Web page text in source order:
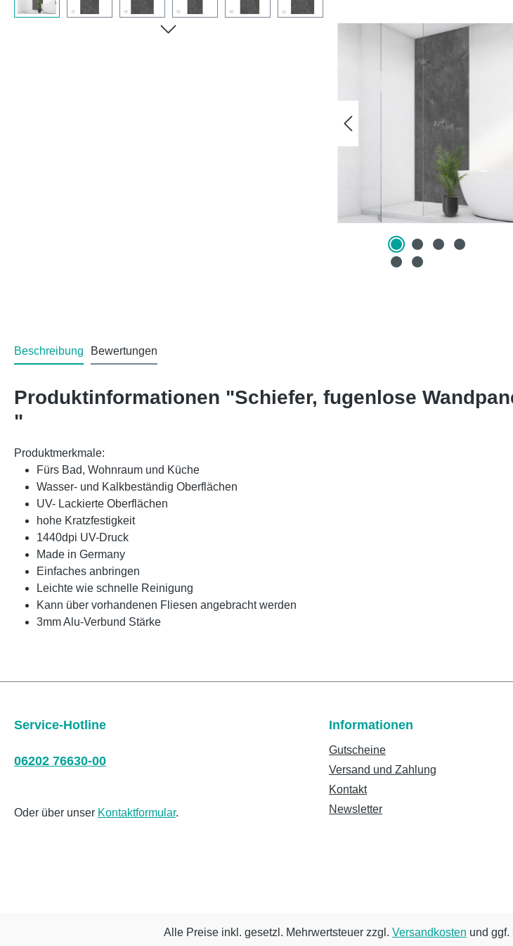
Beschreibung Bewertungen
Produktinformationen "Schiefer, fugenlose
"
Produktmerkmale:
Fürs Bad, Wohnraum und Küche
Wasser- und Kalkbeständig Oberflächen
UV- Lackierte Oberflächen
hohe Kratzfestigkeit
1440dpi UV-Druck
Made in Germany
Einfaches anbringen
Leichte wie schnelle Reinigung
Kann über vorhandenen Fliesen angebracht werden
3mm Alu-Verbund Stärke
Service-Hotline
06202 76630-00
Oder über unser Kontaktformular.
Informationen
Gutscheine
Versand und Zahlung
Kontakt
Newsletter
Alle Preise inkl. gesetzl. Mehrwertsteuer zzgl. Versandkosten und